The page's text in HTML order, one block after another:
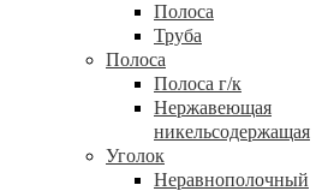
Полоса
Труба
Полоса
Полоса г/к
Нержавеющая
никельсодержащая
Уголок
Неравнополочный